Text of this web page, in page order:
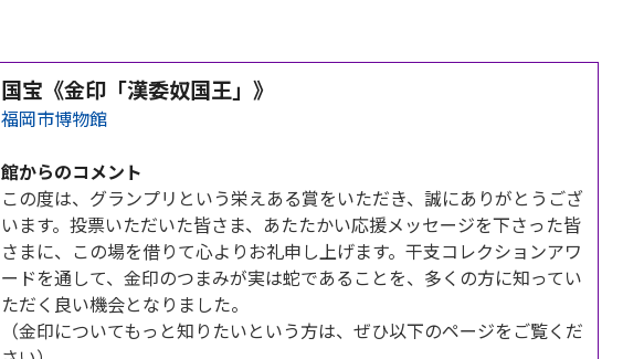
国宝《金印「漢委奴国王」》
福岡市博物館
館からのコメント
この度は、グランプリという栄えある賞をいただき、誠にありがとうござ
います。投票いただいた皆さま、あたたかい応援メッセージを下さった皆
さまに、この場を借りて心よりお礼申し上げます。干支コレクションアワ
ードを通して、金印のつまみが実は蛇であることを、多くの方に知ってい
ただく良い機会となりました。
（金印についてもっと知りたいという方は、ぜひ以下のページをご覧くだ